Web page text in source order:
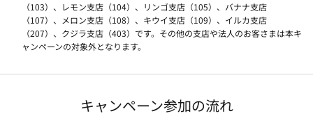
（103）、レモン支店（104）、リンゴ支店（105）、バナナ支店
（107）、メロン支店（108）、キウイ支店（109）、イルカ支店
（207）、クジラ支店（403）です。その他の支店や法人のお客さまは本キ
ャンペーンの対象外となります。
キャンペーン参加の流れ